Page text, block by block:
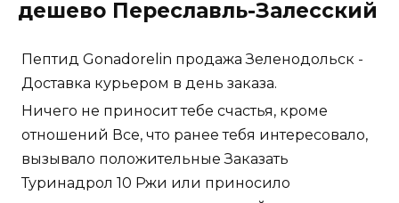
дешево Переславль-Залесский
Пептид Gonadorelin продажа Зеленодольск -
Доставка курьером в день заказа.
Ничего не приносит тебе счастья, кроме
отношений Все, что ранее тебя интересовало,
вызывало положительные Заказать
Туринадрол 10 Ржи или приносило